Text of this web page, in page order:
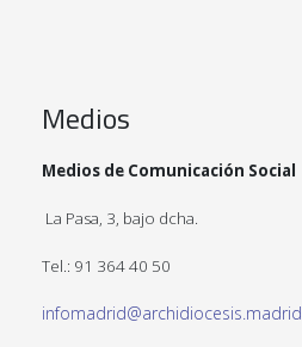
Medios
Medios de Comunicación Social
La Pasa, 3, bajo dcha.
Tel.: 91 364 40 50
infomadrid@archidiocesis.madrid